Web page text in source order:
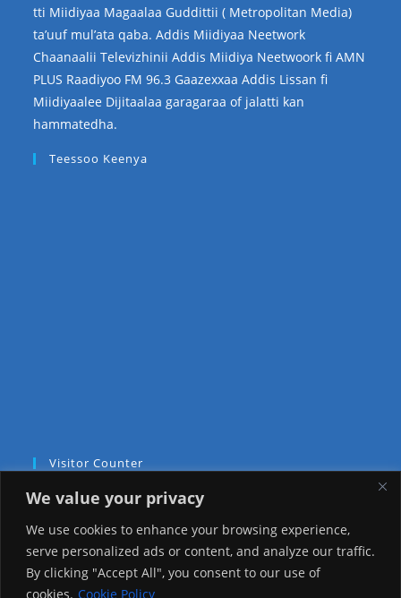
We value your privacy
We use cookies to enhance your browsing experience,
serve personalized ads or content, and analyze our traffic.
By clicking "Accept All", you consent to our use of
cookies. Cookie Policy
tti Miidiyaa Magaalaa Guddittii ( Metropolitan Media)
ta’uuf mul’ata qaba. Addis Miidiyaa Neetwork
Chaanaalii Televizhinii Addis Miidiya Neetwoork fi AMN
PLUS Raadiyoo FM 96.3 Gaazexxaa Addis Lissan fi
Miidiyaalee Dijitaalaa garagaraa of jalatti kan
hammatedha.
Teessoo Keenya
Visitor Counter
Today: 372
Yesterday: 2257
This Week: 21585